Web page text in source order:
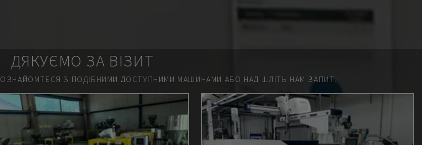
ДЯКУЄМО ЗА ВІЗИТ
ОЗНАЙОМТЕСЯ З ПОДІБНИМИ ДОСТУПНИМИ МАШИНАМИ АБО НАДІШЛІТЬ НАМ ЗАПИТ.